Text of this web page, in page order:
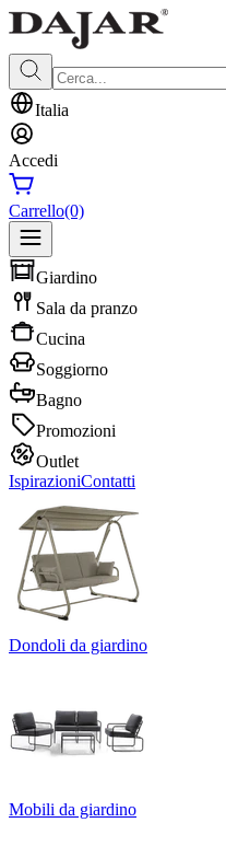
Italia
Accedi
Carrello(0)
Giardino
Sala da pranzo
Cucina
Soggiorno
Bagno
Promozioni
Outlet
IspirazioniContatti
Dondoli da giardino
Mobili da giardino